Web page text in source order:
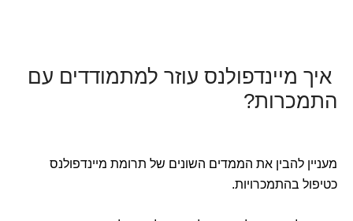
איך מיינדפולנס עוזר למתמודדים עם
התמכרות?
מעניין להבין את הממדים השונים של תרומת מיינדפולנס
כטיפול בהתמכרויות.